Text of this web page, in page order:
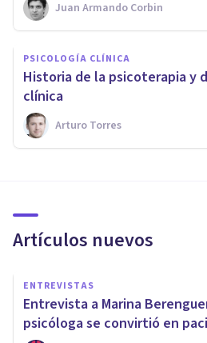
Juan Armando Corbin
PSICOLOGÍA CLÍNICA
Historia de la psicoterapia y
clínica
Arturo Torres
Artículos nuevos
ENTREVISTAS
Entrevista a Marina
psicóloga se convirtió en